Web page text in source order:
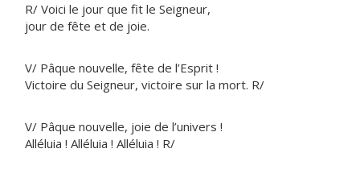
R/ Voici le jour que fit le Seigneur,
jour de fête et de joie.
V/ Pâque nouvelle, fête de l’Esprit !
Victoire du Seigneur, victoire sur la mort. R/
V/ Pâque nouvelle, joie de l’univers !
Alléluia ! Alléluia ! Alléluia ! R/